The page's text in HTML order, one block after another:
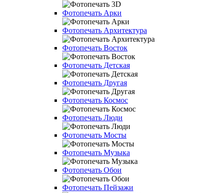
Фотопечать Арки
Фотопечать Архитектура
Фотопечать Восток
Фотопечать Детская
Фотопечать Другая
Фотопечать Космос
Фотопечать Люди
Фотопечать Мосты
Фотопечать Музыка
Фотопечать Обои
Фотопечать Пейзажи